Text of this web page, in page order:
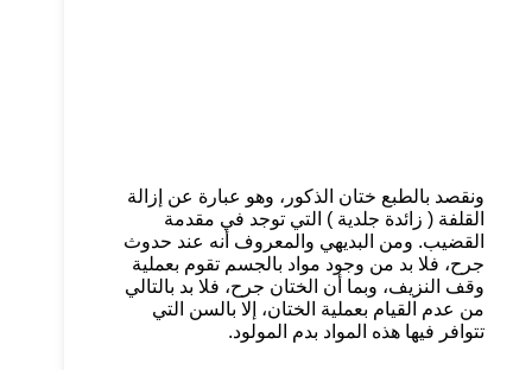
ونقصد بالطبع ختان الذكور، وهو عبارة عن إزالة
القلفة ( زائدة جلدية ) التي توجد في مقدمة
القضيب. ومن البديهي والمعروف أنه عند حدوث
جرح، فلا بد من وجود مواد بالجسم تقوم بعملية
وقف النزيف، وبما أن الختان جرح، فلا بد بالتالي
من عدم القيام بعملية الختان، إلا بالسن التي
تتوافر فيها هذه المواد بدم المولود.